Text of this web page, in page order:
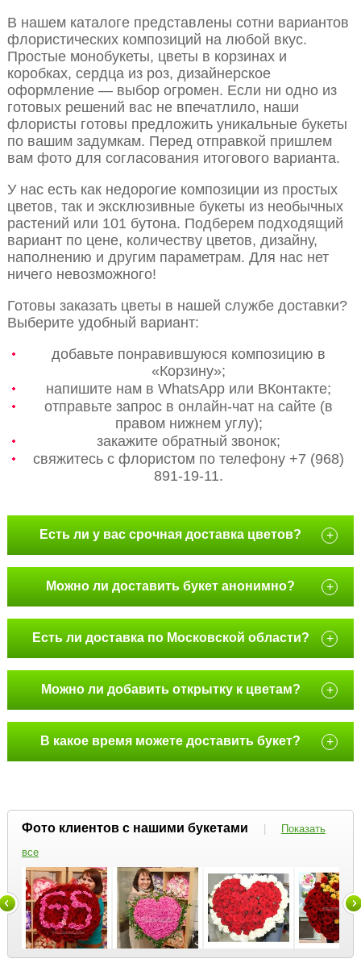
В нашем каталоге представлены сотни вариантов
флористических композиций на любой вкус.
Простые монобукеты, цветы в корзинах и
коробках, сердца из роз, дизайнерское
оформление — выбор огромен. Если ни одно из
готовых решений вас не впечатлило, наши
флористы готовы предложить уникальные букеты
по вашим задумкам. Перед отправкой пришлем
вам фото для согласования итогового варианта.
У нас есть как недорогие композиции из простых
цветов, так и эксклюзивные букеты из необычных
растений или 101 бутона. Подберем подходящий
вариант по цене, количеству цветов, дизайну,
наполнению и другим параметрам. Для нас нет
ничего невозможного!
Готовы заказать цветы в нашей службе доставки?
Выберите удобный вариант:
добавьте понравившуюся композицию в
«Корзину»;
напишите нам в WhatsApp или ВКонтакте;
отправьте запрос в онлайн-чат на сайте (в
правом нижнем углу);
закажите обратный звонок;
свяжитесь с флористом по телефону +7 (968)
891-19-11.
Есть ли у вас срочная доставка цветов? +
Можно ли доставить букет анонимно? +
Есть ли доставка по Московской области? +
Можно ли добавить открытку к цветам? +
В какое время можете доставить букет? +
Фото клиентов с нашими букетами |
Показать
все